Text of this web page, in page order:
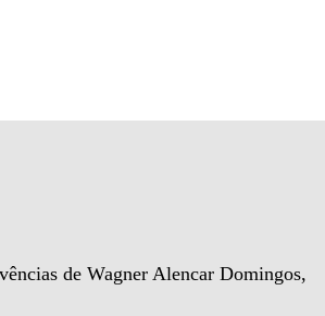
de Wagner Alencar Domingos,